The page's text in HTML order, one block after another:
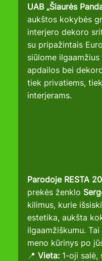
UAB „Šiaurės
aukštos kokybės
interjero dekoro
su pripažintais
siūlome
apdailos bei
tiek privatiems,
interjerams.
Parodoje RESTA
prekės ženklo
kilimus, kurie
estetika, aukšta
ilgaamžiškumu.
meno kūrinys po
📍 Vieta: 1-oji salė,